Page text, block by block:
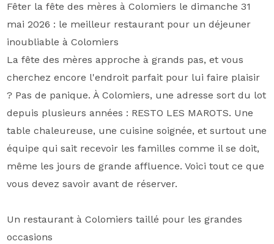
Fêter la fête des mères à Colomiers le dimanche 31
mai 2026 : le meilleur restaurant pour un déjeuner
inoubliable à Colomiers
La fête des mères approche à grands pas, et vous
cherchez encore l'endroit parfait pour lui faire plaisir
? Pas de panique. À Colomiers, une adresse sort du lot
depuis plusieurs années : RESTO LES MAROTS. Une
table chaleureuse, une cuisine soignée, et surtout une
équipe qui sait recevoir les familles comme il se doit,
même les jours de grande affluence. Voici tout ce que
vous devez savoir avant de réserver.
Un restaurant à Colomiers taillé pour les grandes
occasions